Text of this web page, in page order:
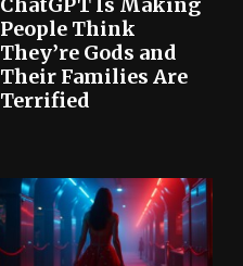
People Think
They’re Gods and
Their Families Are
Terrified